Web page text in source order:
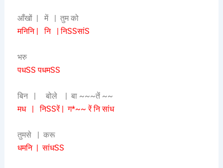
आँखों | में | तुम को
मनिनि | नि | निSSसांS
भरु
पधSS पधमSS
बिन | बोले | बा ~~~तें ~~
मध | निSSरें | ग*~~ रें नि सांध
तुमसे | करू
धमनि | सांधSS